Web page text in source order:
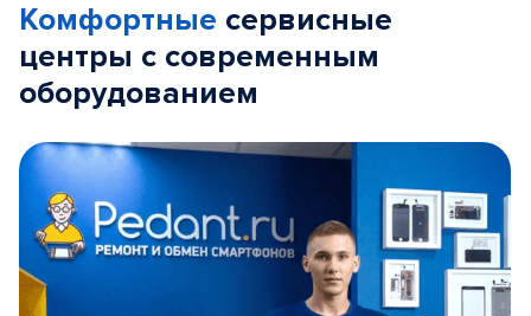
Комфортные сервисные
центры с современным
оборудованием